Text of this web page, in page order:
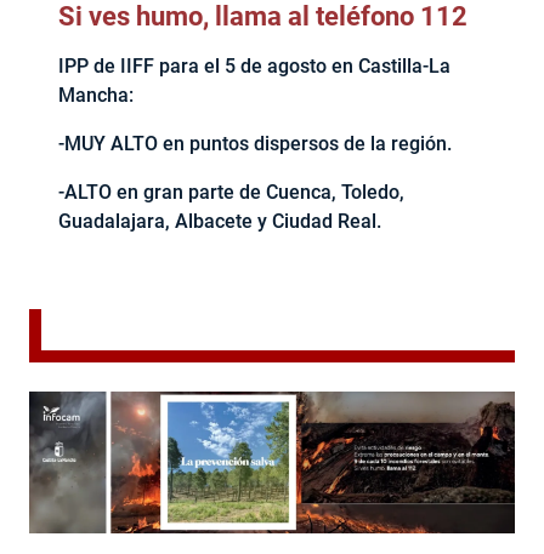
Si ves humo, llama al teléfono 112
IPP de IIFF para el 5 de agosto en Castilla-La
Mancha:
-MUY ALTO en puntos dispersos de la región.
-ALTO en gran parte de Cuenca, Toledo,
Guadalajara, Albacete y Ciudad Real.